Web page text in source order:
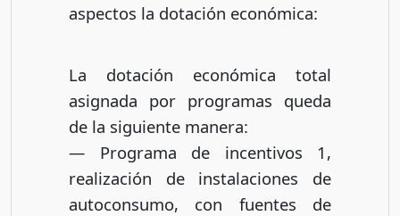
aspectos la dotación económica:
La dotación económica total
asignada por programas queda
de la siguiente manera:
— Programa de incentivos 1,
realización de instalaciones de
autoconsumo, con fuentes de